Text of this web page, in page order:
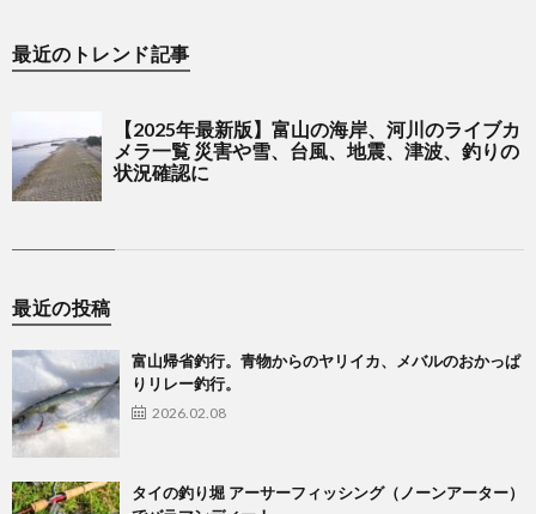
最近のトレンド記事
最近の投稿
富山帰省釣行。青物からのヤリイカ、メバルのおかっぱ
りリレー釣行。
2026.02.08
タイの釣り堀 アーサーフィッシング（ノーンアーター）